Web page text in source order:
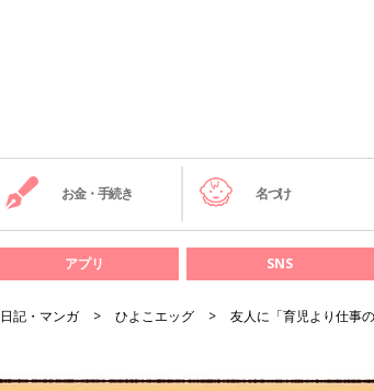
お金・手続き 名づけ
アプリ SNS
日記・マンガ ひよこエッグ 友人に「育児より仕事